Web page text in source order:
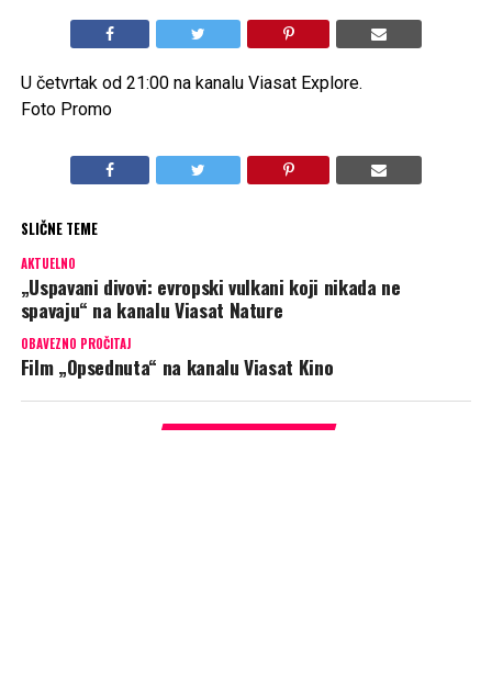
U četvrtak od 21:00 na kanalu Viasat Explore.
Foto Promo
SLIČNE TEME
AKTUELNO
„Uspavani divovi: evropski vulkani koji nikada ne
spavaju“ na kanalu Viasat Nature
OBAVEZNO PROČITAJ
Film „Opsednuta“ na kanalu Viasat Kino
PREPORUKA ZA VAS